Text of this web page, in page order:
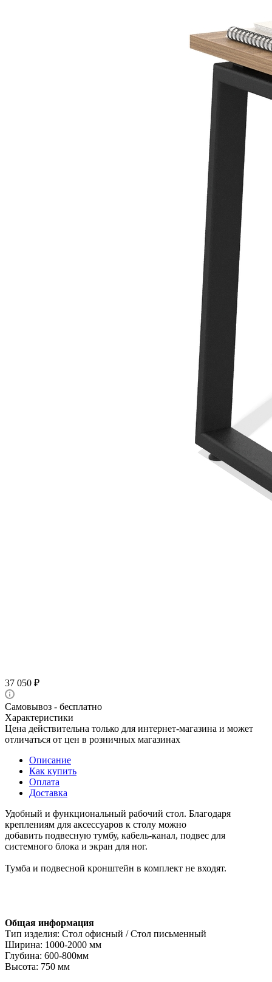
37 050 ₽
Самовывоз - бесплатно
Характеристики
Цена действительна только для интернет-магазина и может
отличаться от цен в розничных магазинах
Описание
Как купить
Оплата
Доставка
Удобный и функциональный рабочий стол. Благодаря
креплениям для аксессуаров к столу можно
добавить подвесную тумбу, кабель-канал, подвес для
системного блока и экран для ног.
Тумба и подвесной кронштейн в комплект не входят.
Общая информация
Тип изделия: Стол офисный / Стол письменный
Ширина: 1000-2000 мм
Глубина: 600-800мм
Высота: 750 мм